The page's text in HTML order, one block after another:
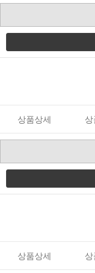
상품상세
상품상세